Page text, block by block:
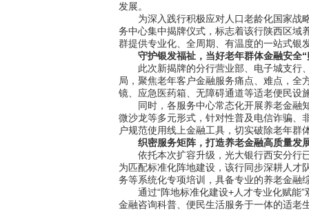
发展。
为深入践行积极应对人口老龄化国家战略
务中心集中揭牌仪式，标志着该行陕西区域
群提供专业化、全周期、有温度的一站式银
守护银发福祉，当好老年群体金融安全“
此次新揭牌的分行营业部、电子城支行、
局，聚焦老年客户金融服务痛点、难点，
镜、应急医药箱、无障碍通道等适老便民设
同时，各服务中心常态化开展养老金融知
微沙龙等多元形式，针对性普及电信诈骗、
户规范使用线上金融工具，切实破除老年群
织密服务矩阵，打造养老金融高质量发
依托本次扩容升级，光大银行西安分行已
为匹配标准化阵地建设，该行同步深耕人才
务等系统化专项培训，具备专业的养老金融
通过“阵地标准化建设+人才专业化赋能”
金融咨询科普、便民生活服务于一体的适老